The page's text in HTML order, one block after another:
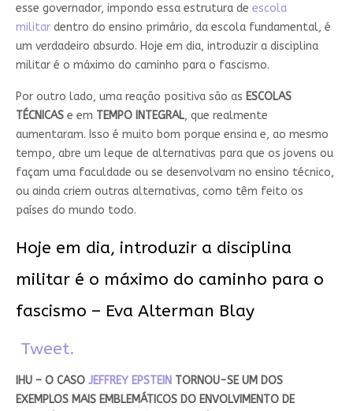
esse governador, impondo essa estrutura de escola
militar dentro do ensino primário, da escola fundamental, é
um verdadeiro absurdo. Hoje em dia, introduzir a disciplina
militar é o máximo do caminho para o fascismo.
Por outro lado, uma reação positiva são as ESCOLAS
TÉCNICAS e em TEMPO INTEGRAL, que realmente
aumentaram. Isso é muito bom porque ensina e, ao mesmo
tempo, abre um leque de alternativas para que os jovens ou
façam uma faculdade ou se desenvolvam no ensino técnico,
ou ainda criem outras alternativas, como têm feito os
países do mundo todo.
Hoje em dia, introduzir a disciplina
militar é o máximo do caminho para o
fascismo – Eva Alterman Blay
Tweet.
IHU – O CASO JEFFREY EPSTEIN TORNOU-SE UM DOS
EXEMPLOS MAIS EMBLEMÁTICOS DO ENVOLVIMENTO DE